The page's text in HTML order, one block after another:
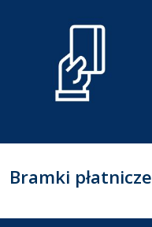
Bramki płatnicze